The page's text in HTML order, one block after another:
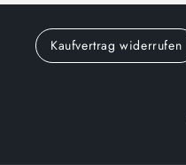
Kaufvertrag widerrufen